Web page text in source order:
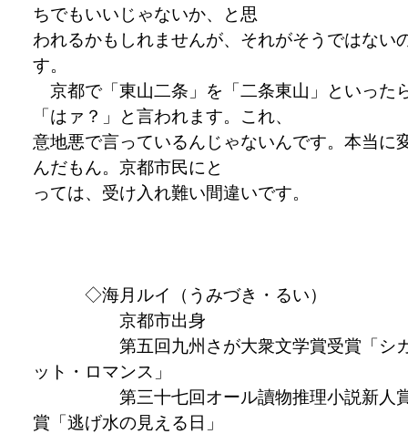
ちでもいいじゃないか、と思
われるかもしれませんが、それがそうではない
す。
京都で「東山二条」を「二条東山」といった
「はァ？」と言われます。これ、
意地悪で言っているんじゃないんです。本当に
んだもん。京都市民にと
っては、受け入れ難い間違いです。
◇海月ルイ（うみづき・るい）
京都市出身
第五回九州さが大衆文学賞受賞「シ
ット・ロマンス」
第三十七回オール讀物推理小説新人
賞「逃げ水の見える日」